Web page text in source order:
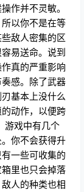
感。除了武器
基本上没什么
动作，以便跨
游戏中有几个
你不会获得升
一些可收集的
里也只会掉落
人的种类也相
言了。不过，
一种新的敌
说到掉落的弹
上滑动。有一
弹药，因为它